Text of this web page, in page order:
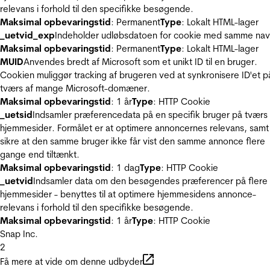
relevans i forhold til den specifikke besøgende.
Maksimal opbevaringstid: PermanentType: Lokalt HTML-lager
_uetvid_expIndeholder udløbsdatoen for cookie med samme
Maksimal opbevaringstid: PermanentType: Lokalt HTML-lager
MUIDAnvendes bredt af Microsoft som et unikt ID til en bruger.
Cookien muliggør tracking af brugeren ved at synkronisere ID'et
tværs af mange Microsoft-domæner.
Maksimal opbevaringstid: 1 årType: HTTP Cookie
_uetsidIndsamler præferencedata på en specifik bruger på tværs
hjemmesider. Formålet er at optimere annoncernes relevans, samt
sikre at den samme bruger ikke får vist den samme annonce flere
gange end tiltænkt.
Maksimal opbevaringstid: 1 dagType: HTTP Cookie
_uetvidIndsamler data om den besøgendes præferencer på flere
hjemmesider - benyttes til at optimere hjemmesidens annonce-
relevans i forhold til den specifikke besøgende.
Maksimal opbevaringstid: 1 årType: HTTP Cookie
Snap Inc.
2
Få mere at vide om denne udbyder